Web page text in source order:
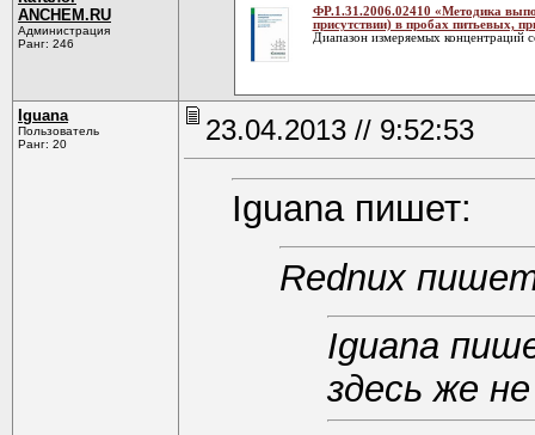
ANCHEM.RU
Администрация
Ранг: 246
ФР.1.31.2006.02410 «Методика
присутствии) в пробах питьевых,
Диапазон измеряемых концентраций
Iguana
Пользователь
Ранг: 20
23.04.2013 // 9:52:53
Iguana пишет:
Rednux
Iguana
здесь же